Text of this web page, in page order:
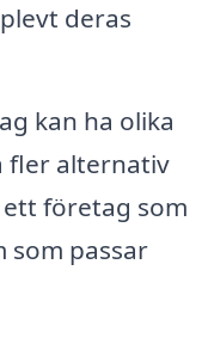
deras
kan ha olika
fler alternativ
företag som
som passar